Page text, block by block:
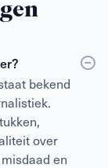
bekend
over
en